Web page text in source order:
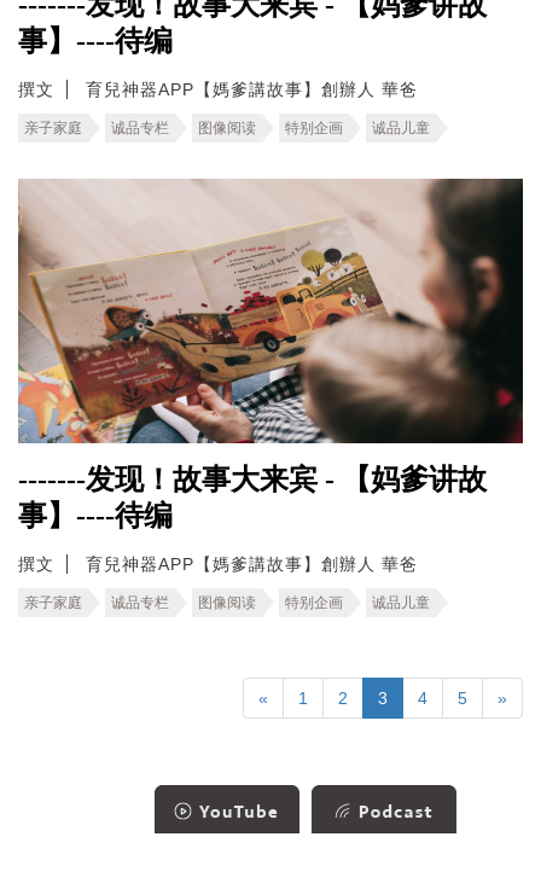
事】----待编
撰文 育兒神器APP【媽爹講故事】創辦人 華爸
亲子家庭 诚品专栏 图像阅读 特别企画 诚品儿童
-------发现！故事大来宾 - 【妈爹讲故
事】----待编
撰文 育兒神器APP【媽爹講故事】創辦人 華爸
亲子家庭 诚品专栏 图像阅读 特别企画 诚品儿童
« 1 2 3 4 5 »